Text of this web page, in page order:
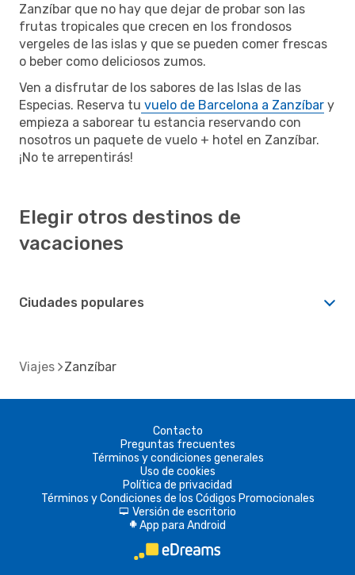
Zanzíbar que no hay que dejar de probar son las
frutas tropicales que crecen en los frondosos
vergeles de las islas y que se pueden comer frescas
o beber como deliciosos zumos.
Ven a disfrutar de los sabores de las Islas de las
Especias. Reserva tu vuelo de Barcelona a Zanzíbar y
empieza a saborear tu estancia reservando con
nosotros un paquete de vuelo + hotel en Zanzíbar.
¡No te arrepentirás!
Elegir otros destinos de
vacaciones
Ciudades populares
Viajes Zanzíbar
Contacto
Preguntas frecuentes
Términos y condiciones generales
Uso de cookies
Política de privacidad
Términos y Condiciones de los Códigos Promocionales
d Versión de escritorio
A App para Android